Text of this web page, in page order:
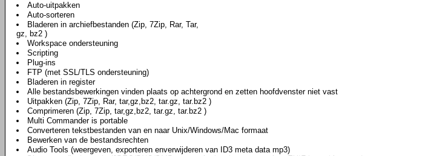
Auto-uitpakken
Auto-sorteren
Bladeren in archiefbestanden (Zip, 7Zip, Rar, Tar,
gz, bz2 )
Workspace ondersteuning
Scripting
Plug-ins
FTP (met SSL/TLS ondersteuning)
Bladeren in register
Alle bestandsbewerkingen vinden plaats op achtergrond en zetten hoofdvenster niet vast
Uitpakken (Zip, 7Zip, Rar, tar,gz,bz2, tar.gz, tar.bz2 )
Comprimeren (Zip, 7Zip, tar,gz,bz2, tar.gz, tar.bz2 )
Multi Commander is portable
Converteren tekstbestanden van en naar Unix/Windows/Mac formaat
Bewerken van de bestandsrechten
Audio Tools (weergeven, exporteren enverwijderen van ID3 meta data mp3)